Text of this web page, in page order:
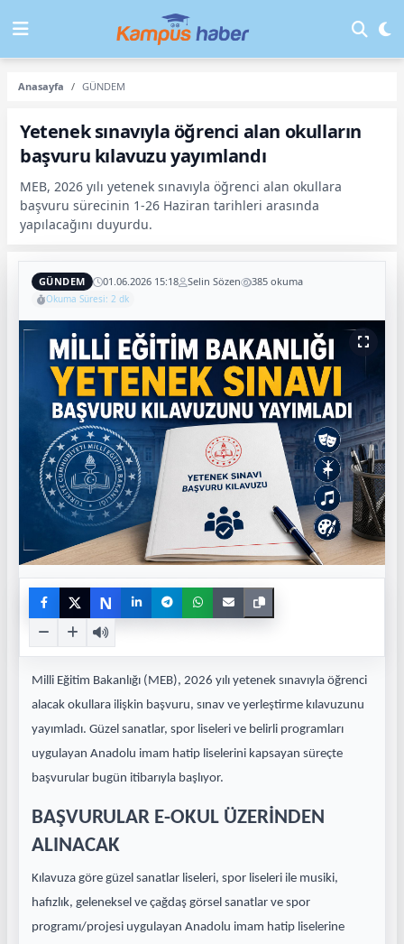
Anasayfa GÜNDEM
Yetenek sınavıyla öğrenci alan okulların
başvuru kılavuzu yayımlandı
MEB, 2026 yılı yetenek sınavıyla öğrenci alan okullara
başvuru sürecinin 1-26 Haziran tarihleri arasında
yapılacağını duyurdu.
GÜNDEM 01.06.2026 15:18 Selin Sözen 385 okuma
Okuma Süresi: 2 dk
N
Milli Eğitim Bakanlığı (MEB), 2026 yılı yetenek sınavıyla öğrenci
alacak okullara ilişkin başvuru, sınav ve yerleştirme kılavuzunu
yayımladı. Güzel sanatlar, spor liseleri ve belirli programları
uygulayan Anadolu imam hatip liselerini kapsayan süreçte
başvurular bugün itibarıyla başlıyor.
BAŞVURULAR E-OKUL ÜZERİNDEN
ALINACAK
Kılavuza göre güzel sanatlar liseleri, spor liseleri ile musiki,
hafızlık, geleneksel ve çağdaş görsel sanatlar ve spor
programı/projesi uygulayan Anadolu imam hatip liselerine